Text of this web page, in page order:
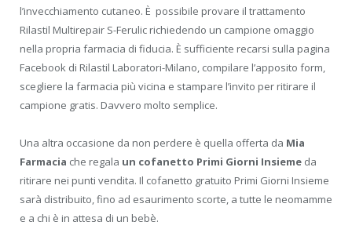
l’invecchiamento cutaneo. È possibile provare il trattamento
Rilastil Multirepair S-Ferulic richiedendo un campione omaggio
nella propria farmacia di fiducia. È sufficiente recarsi sulla pagina
Facebook di Rilastil Laboratori-Milano, compilare l’apposito form,
scegliere la farmacia più vicina e stampare l’invito per ritirare il
campione gratis. Davvero molto semplice.
Una altra occasione da non perdere è quella offerta da Mia
Farmacia che regala un cofanetto Primi Giorni Insieme da
ritirare nei punti vendita. Il cofanetto gratuito Primi Giorni Insieme
sarà distribuito, fino ad esaurimento scorte, a tutte le neomamme
e a chi è in attesa di un bebè.